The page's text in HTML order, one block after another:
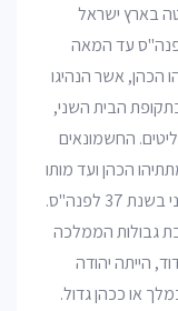
בארץ ישראל
ההלניסטית, במאה ה-2 לפנה"ס עד המאה
הכהן, אשר הנהיגו
הבית השני,
החשמונאים
הכהן ועד מותו
של אחרון מלכי בית חשמונאי, אנטיגונוס השני בשנת 37 לפנה"ס.
גבולות הממלכה
הייתה יהודה
או ככהן גדול.